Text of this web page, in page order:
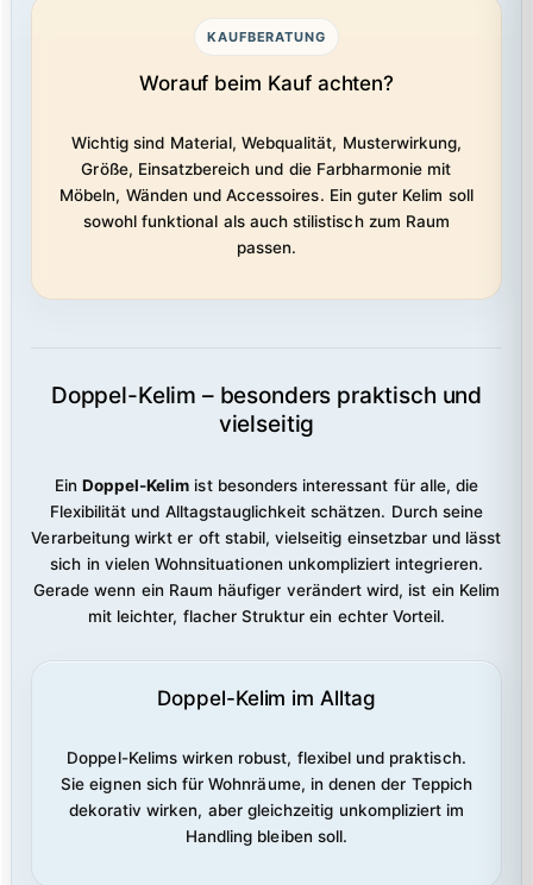
KAUFBERATUNG
Worauf beim Kauf achten?
Wichtig sind Material, Webqualität, Musterwirkung,
Größe, Einsatzbereich und die Farbharmonie mit
Möbeln, Wänden und Accessoires. Ein guter Kelim soll
sowohl funktional als auch stilistisch zum Raum
passen.
Doppel-Kelim – besonders praktisch und
vielseitig
Ein Doppel-Kelim ist besonders interessant für alle, die
Flexibilität und Alltagstauglichkeit schätzen. Durch seine
Verarbeitung wirkt er oft stabil, vielseitig einsetzbar und lässt
sich in vielen Wohnsituationen unkompliziert integrieren.
Gerade wenn ein Raum häufiger verändert wird, ist ein Kelim
mit leichter, flacher Struktur ein echter Vorteil.
Doppel-Kelim im Alltag
Doppel-Kelims wirken robust, flexibel und praktisch.
Sie eignen sich für Wohnräume, in denen der Teppich
dekorativ wirken, aber gleichzeitig unkompliziert im
Handling bleiben soll.